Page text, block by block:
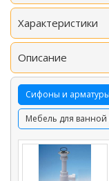
Характеристики
Описание
Сифоны и арматуры
Мебель для